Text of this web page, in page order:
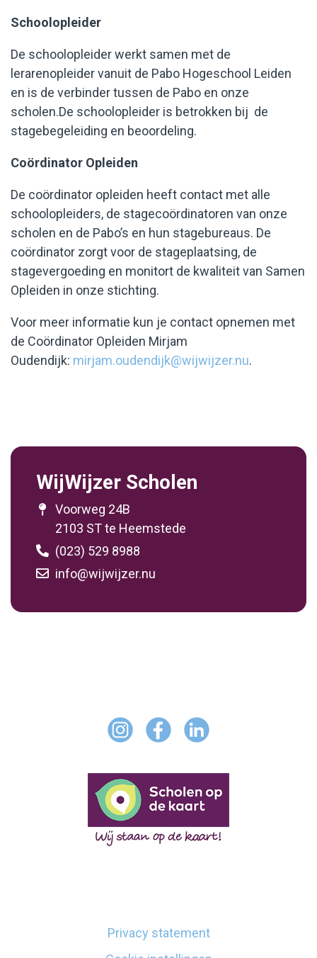
Schoolopleider
De schoolopleider werkt samen met de
lerarenopleider vanuit de Pabo Hogeschool Leiden
en is de verbinder tussen de Pabo en onze
scholen.De schoolopleider is betrokken bij de
stagebegeleiding en beoordeling.
Coördinator Opleiden
De coördinator opleiden heeft contact met alle
schoolopleiders, de stagecoördinatoren van onze
scholen en de Pabo’s en hun stagebureaus. De
coördinator zorgt voor de stageplaatsing, de
stagevergoeding en monitort de kwaliteit van Samen
Opleiden in onze stichting.
Voor meer informatie kun je contact opnemen met
de Coördinator Opleiden Mirjam
Oudendijk: mirjam.oudendijk@wijwijzer.nu.
WijWijzer Scholen
Voorweg 24B
2103 ST te Heemstede
(023) 529 8988
info@wijwijzer.nu
Privacy statement